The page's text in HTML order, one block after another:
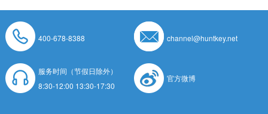
400-678-8388 channel@huntkey.net
服务时间（节假日除外）
8:30-12:00 13:30-17:30
官方微博